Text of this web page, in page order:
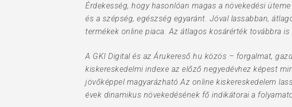
Érdekesség, hogy hasonlóan magas a növekedési
és a szépség, egészség egyaránt. Jóval lassabban,
termékek online piaca. Az átlagos kosárérték továbbra
A GKI Digital és az Árukereső.hu közös – forgalmat,
kiskereskedelmi indexe az előző negyedévhez képest
jövőképpel magyarázható.Az online kiskereskedelem
évek dinamikus növekedésének fő indikátorai a